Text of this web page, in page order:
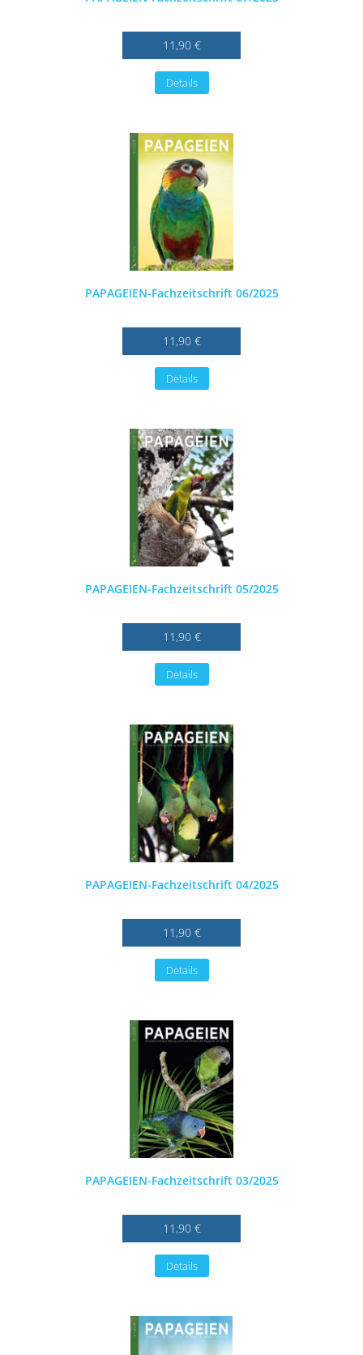
11,90 €
Details
PAPAGEIEN-Fachzeitschrift 06/2025
11,90 €
Details
PAPAGEIEN-Fachzeitschrift 05/2025
11,90 €
Details
PAPAGEIEN-Fachzeitschrift 04/2025
11,90 €
Details
PAPAGEIEN-Fachzeitschrift 03/2025
11,90 €
Details